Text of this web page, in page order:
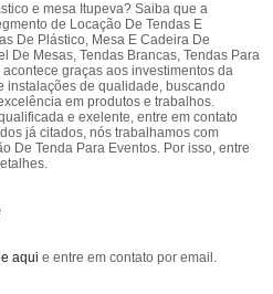
e mesa Itupeva? Saiba que a
de Locação De Tendas E
De Plástico, Mesa E Cadeira De
De Mesas, Tendas Brancas, Tendas Para
graças aos investimentos da
instalações de qualidade, buscando
em produtos e trabalhos.
e exelente, entre em contato
já citados, nós trabalhamos com
De Tenda Para Eventos. Por isso, entre
aqui e entre em contato por email.